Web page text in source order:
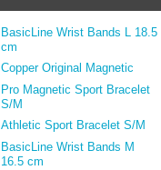
BasicLine Wrist Bands L 18.5
cm
Copper Original Magnetic
Pro Magnetic Sport Bracelet
S/M
Athletic Sport Bracelet S/M
BasicLine Wrist Bands M
16.5 cm